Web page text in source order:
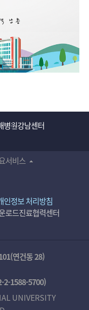
병원강남센터
서비스
인정보 처리방침
로드진료협력센터
연건동 28)
2-1588-5700)
UNIVERSITY